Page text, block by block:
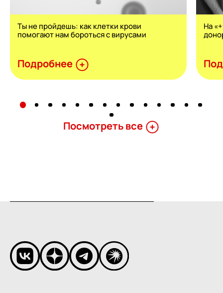
Ты не пройдешь: как клетки крови
помогают нам бороться с вирусами
Подробнее
На
Поcмотреть все